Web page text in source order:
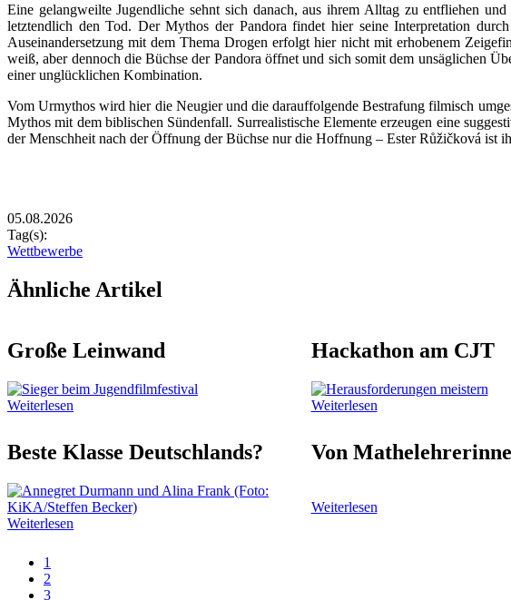
Eine gelangweilte Jugendliche sehnt sich danach, aus ihrem Alltag zu entfliehen
letztendlich den Tod. Der Mythos der Pandora findet hier seine Interpretation
Auseinandersetzung mit dem Thema Drogen erfolgt hier nicht mit erhobenem
weiß, aber dennoch die Büchse der Pandora öffnet und sich somit dem unsäglichen
einer unglücklichen Kombination.
Vom Urmythos wird hier die Neugier und die darauffolgende Bestrafung filmisch
Mythos mit dem biblischen Sündenfall. Surrealistische Elemente erzeugen eine
der Menschheit nach der Öffnung der Büchse nur die Hoffnung – Ester Růžičková ist
05.08.2026
Tag(s):
Wettbewerbe
Ähnliche Artikel
Große Leinwand
Weiterlesen
Hackathon am CJT
Weiterlesen
Beste Klasse Deutschlands?
Weiterlesen
Von
Weiterlesen
Seitennummerierung
Aktuelle
Seite
1
Page
2
Page
3